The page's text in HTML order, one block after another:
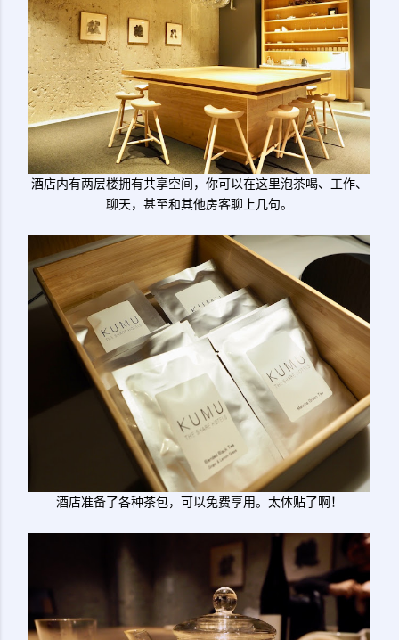
酒店内有两层楼拥有共享空间，你可以在这里泡茶喝、工作、
聊天，甚至和其他房客聊上几句。
酒店准备了各种茶包，可以免费享用。太体贴了啊！